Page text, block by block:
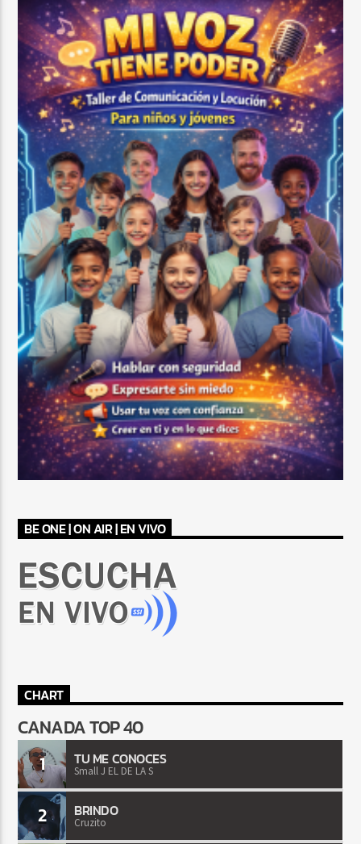
BE ONE | ON AIR | EN VIVO
CHART
CANADA TOP 40
1 TU ME CONOCES
Small J EL DE LA S
2 BRINDO
Cruzito